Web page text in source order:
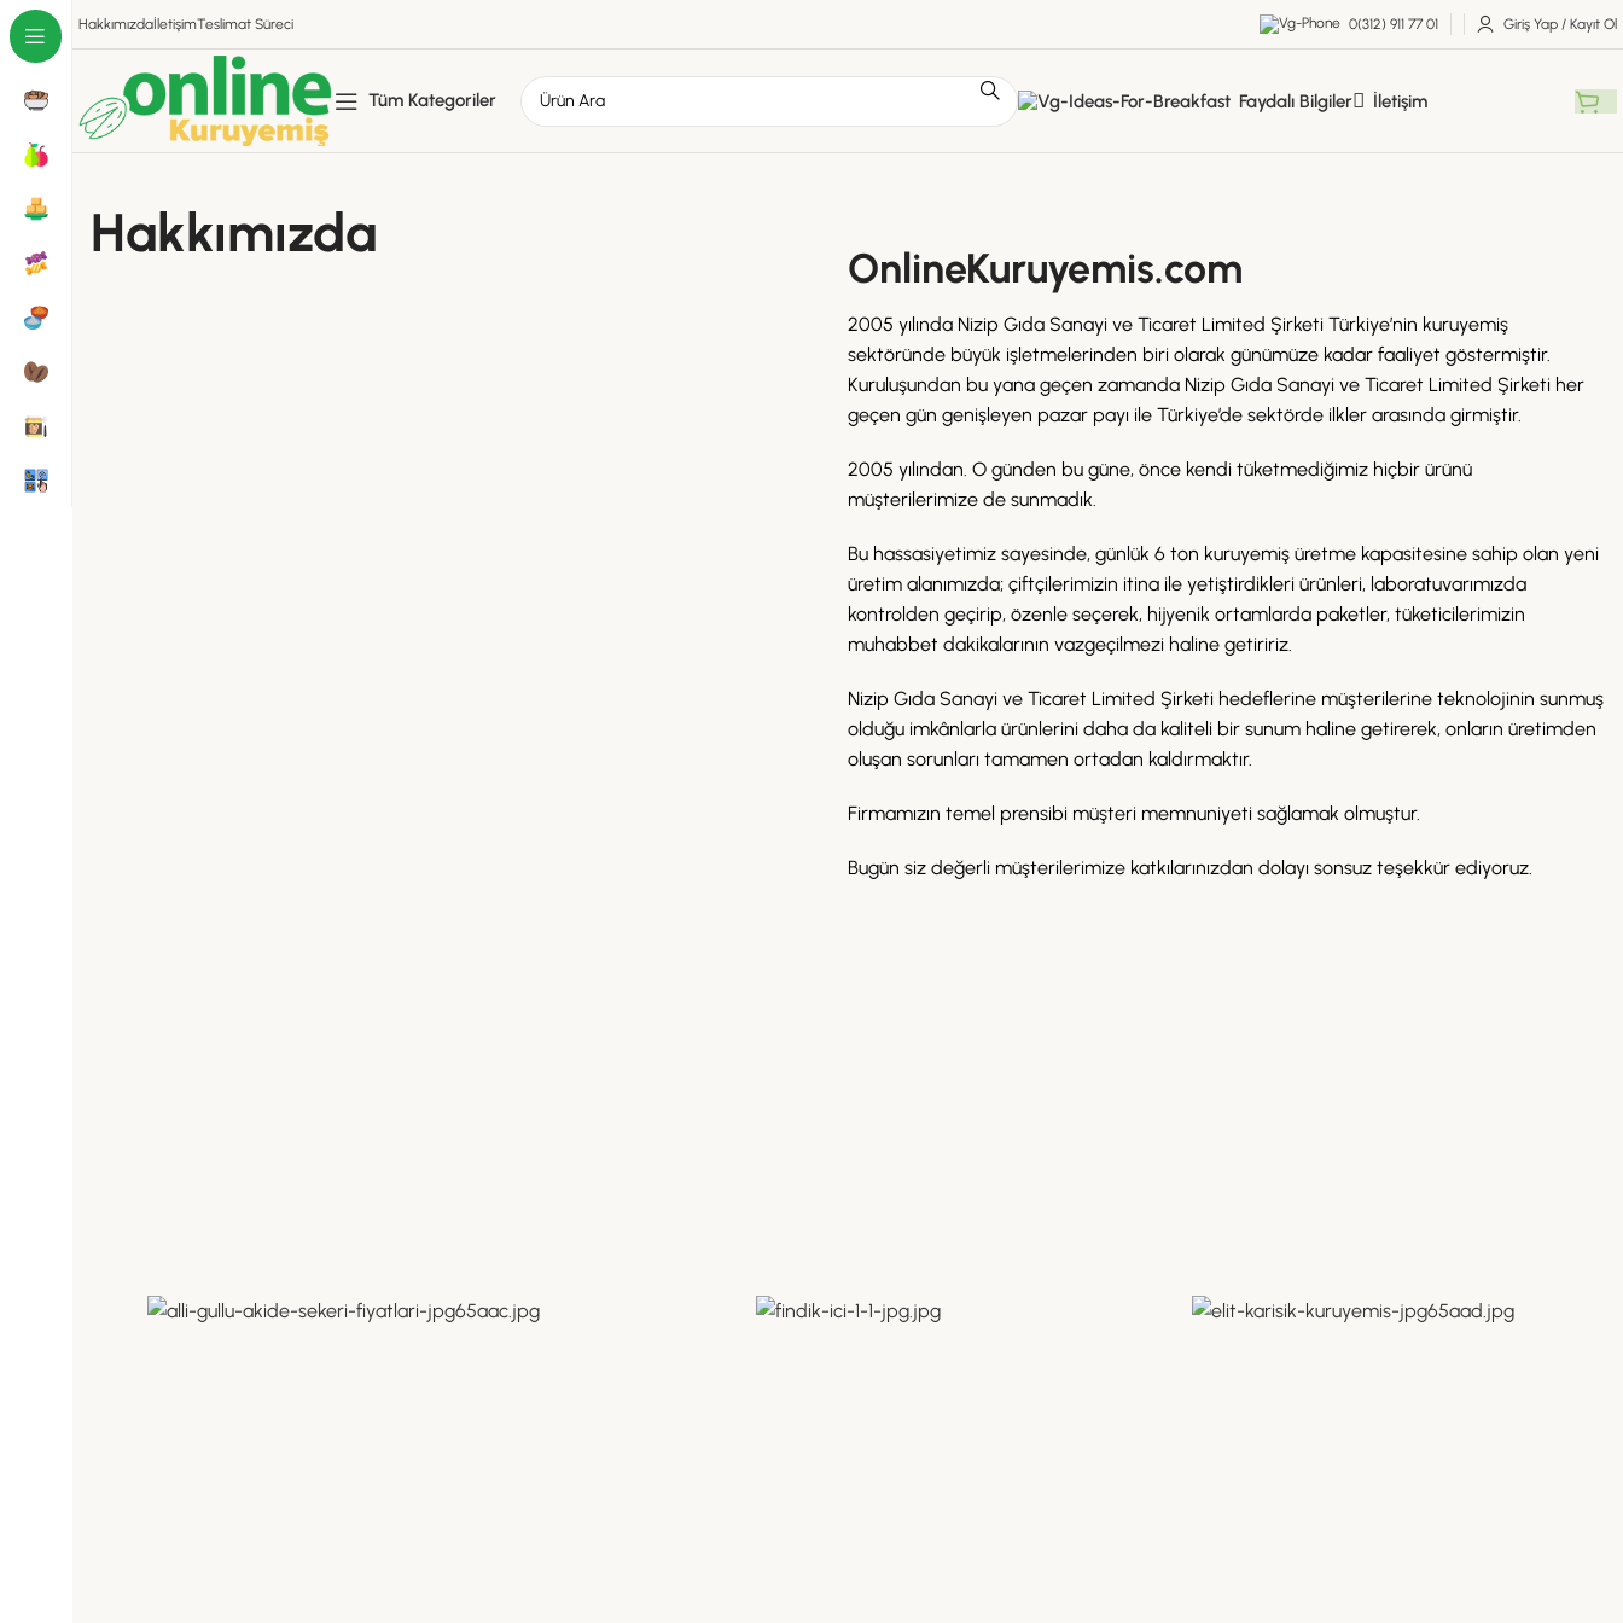
HakkımızdaİletişimTeslimat Süreci 0(312) 911 77 01 Giriş Yap / Kayıt Ol
Tüm Kategoriler Faydalı Bilgiler İletişim
Hakkımızda
OnlineKuruyemis.com
2005 yılında Nizip Gıda Sanayi ve Ticaret Limited Şirketi Türkiye’nin kuruyemiş
sektöründe büyük işletmelerinden biri olarak günümüze kadar faaliyet göstermiştir.
Kuruluşundan bu yana geçen zamanda Nizip Gıda Sanayi ve Ticaret Limited Şirketi her
geçen gün genişleyen pazar payı ile Türkiye’de sektörde ilkler arasında girmiştir.
2005 yılından. O günden bu güne, önce kendi tüketmediğimiz hiçbir ürünü
müşterilerimize de sunmadık.
Bu hassasiyetimiz sayesinde, günlük 6 ton kuruyemiş üretme kapasitesine sahip olan yeni
üretim alanımızda; çiftçilerimizin itina ile yetiştirdikleri ürünleri, laboratuvarımızda
kontrolden geçirip, özenle seçerek, hijyenik ortamlarda paketler, tüketicilerimizin
muhabbet dakikalarının vazgeçilmezi haline getiririz.
Nizip Gıda Sanayi ve Ticaret Limited Şirketi hedeflerine müşterilerine teknolojinin sunmuş
olduğu imkânlarla ürünlerini daha da kaliteli bir sunum haline getirerek, onların üretimden
oluşan sorunları tamamen ortadan kaldırmaktır.
Firmamızın temel prensibi müşteri memnuniyeti sağlamak olmuştur.
Bugün siz değerli müşterilerimize katkılarınızdan dolayı sonsuz teşekkür ediyoruz.